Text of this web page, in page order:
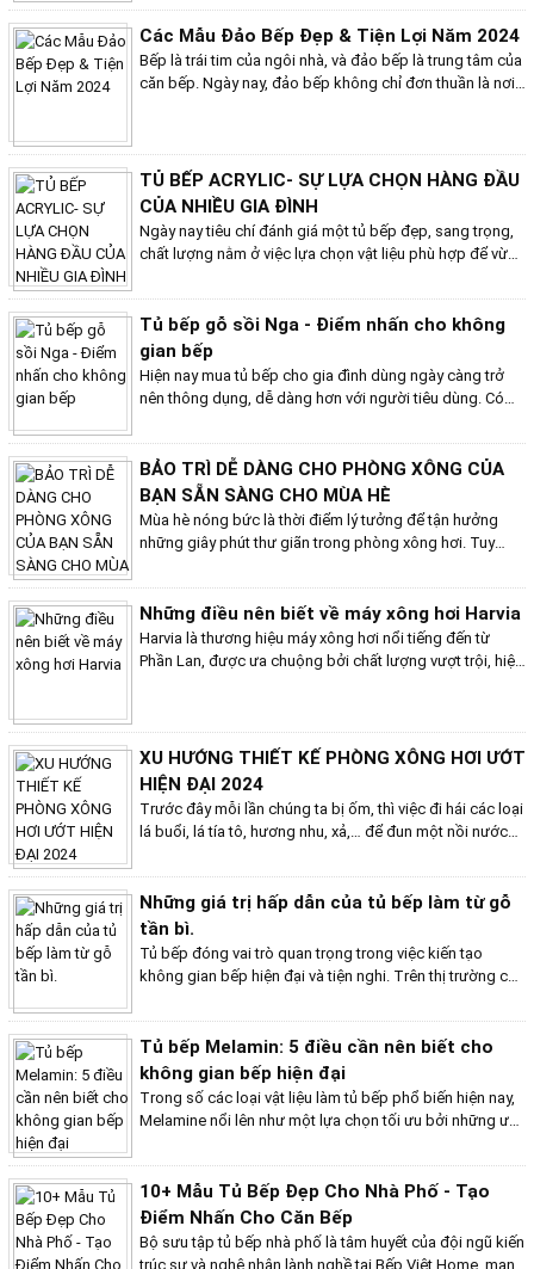
đặc trưng, vẻ đẹp của bán đảo Scandinavia, nằm ở phía
Bắc của Châu Âu nên mang đậm dấu ấn văn hóa và nghệ
thuật độc đáo của ba quốc gia Bắc Âu: Đan Mạch, Na Uy
và Thụy Điển. Phong cách này đề cao vẻ đẹp tinh tế,
Các Mẫu Đảo Bếp Đẹp & Tiện Lợi Năm 2024
Bếp là trái tim của ngôi nhà, và đảo bếp là trung tâm của
căn bếp. Ngày nay, đảo bếp không chỉ đơn thuần là nơi
đảo bếp đẹp và tiện lợi là rất quan trọng. Dưới đây là
một số mẫu đảo bếp đẹp và tiện lợi được ưa chuộng
trong năm 2024.
TỦ BẾP ACRYLIC- SỰ LỰA CHỌN HÀNG ĐẦU
CỦA NHIỀU GIA ĐÌNH
Ngày nay tiêu chí đánh giá một tủ bếp đẹp, sang trọng,
chất lượng nằm ở việc lựa chọn vật liệu phù hợp để vừa
thế tủ bếp Acrylic với nhiều ưu điểm nổi bậc, đáp ứng
đầy đủ những tiêu chí cho một chiếc tủ bếp đẹp, sang
trọng đang được ưa chuộng ở hầu hết gia đình Việt
Nam. Bài viết dưới đây của Bếp Việt Home sẽ chia sẻ
những bí mật của tủ bếp Acrylic.
Tủ bếp gỗ sồi Nga - Điểm nhấn cho không
gian bếp
Hiện nay mua tủ bếp cho gia đình dùng ngày càng trở
nên thông dụng, dễ dàng hơn với người tiêu dùng. Có
loạn càng tìm càng mơ hồ. Tủ bếp gỗ sồi Nga từ lâu đã
trở thành lựa chọn hàng đầu cho các gia đình Việt bởi sở
hữu nhiều ưu điểm vượt trội so với các loại gỗ khác. Bài
viết của Việt Home sẽ chia sẻ những thông tin hữu ích
cho tủ bếp gỗ sồi Nga - điểm nhấn cho không gian bếp.
BẢO TRÌ DỄ DÀNG CHO PHÒNG XÔNG CỦA
BẠN SẴN SÀNG CHO MÙA HÈ
Mùa hè nóng bức là thời điểm lý tưởng để tận hưởng
những giây phút thư giãn trong phòng xông hơi. Tuy
và an toàn, bạn cần thực hiện một số bước bảo trì đơn
giản trước khi sử dụng. Bếp Việt Home sẽ chia sẽ nhưng
thông tin bổ ích về một số bước bảo trì dễ dàng cho
phòng xông hơi của bạn sẵn sàng cho mùa hè.
Những điều nên biết về máy xông hơi Harvia
Harvia là thương hiệu máy xông hơi nổi tiếng đến từ
Phần Lan, được ưa chuộng bởi chất lượng vượt trội, hiệu
Harvia mang lại cho bạn. Hãy cùng Bếp Việt Home khám
phá những điều nên biết về sản phẩm này nhé!
XU HƯỚNG THIẾT KẾ PHÒNG XÔNG HƠI ƯỚT
HIỆN ĐẠI 2024
Trước đây mỗi lần chúng ta bị ốm, thì việc đi hái các loại
lá buổi, lá tía tô, hương nhu, xả,… để đun một nồi nước
xông bằng hơi nước nóng nhưng mang lại cho người sử
dụng nhiều công dụng cho cơ thể và sức khỏe hơn,
phòng xông hơi ướt chính là sự cải tiến của truyền
thống, thiết kế theo xu hướng hiện đại. Phòng xông hơi
ướt không chỉ mang lại lợi ích cho sức khỏe mà còn góp
phần tạo nên không gian thư giãn tuyệt vời trong nhà.
ướt hiện đại được ưa chuộng trong năm 2024.
Những giá trị hấp dẫn của tủ bếp làm từ gỗ
tần bì.
Tủ bếp đóng vai trò quan trọng trong việc kiến tạo
không gian bếp hiện đại và tiện nghi. Trên thị trường có
công nghiệp, nhựa, inox,...Giữa nhiều sự lựa chọn chất
liệu để làm tủ bếp, tủ bếp làm từ gỗ tần bì mang nhiều
nét cuốn hút riêng. Hãy cùng bếp Việt Home khám phá
những giá trị hấp dẫn của tủ bếp làm từ gỗ tần bì.
Tủ bếp Melamin: 5 điều cần nên biết cho
không gian bếp hiện đại
Trong số các loại vật liệu làm tủ bếp phổ biến hiện nay,
Melamine nổi lên như một lựa chọn tối ưu bởi những ưu
lý. Bài viết này, Bếp Việt Home sẽ chia sẻ 5 điều cần biết
về tủ bếp Melamine, giúp bạn sở hữu không gian bếp
hiện đại và ưng ý nhất.
10+ Mẫu Tủ Bếp Đẹp Cho Nhà Phố - Tạo
Điểm Nhấn Cho Căn Bếp
Bộ sưu tập tủ bếp nhà phố là tâm huyết của đội ngũ kiến
trúc sư và nghệ nhân lành nghề tại Bếp Việt Home, mang